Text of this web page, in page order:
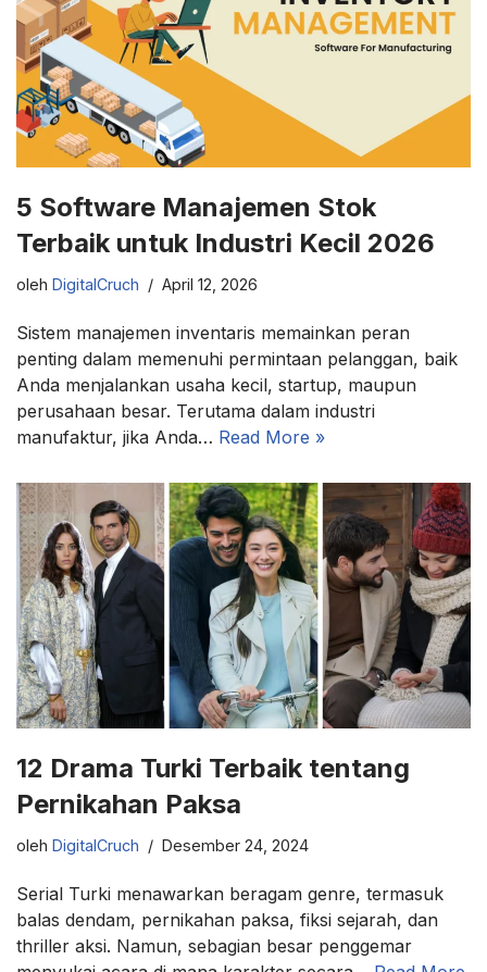
5 Software Manajemen Stok
Terbaik untuk Industri Kecil 2026
oleh DigitalCruch April 12, 2026
Sistem manajemen inventaris memainkan peran
penting dalam memenuhi permintaan pelanggan, baik
Anda menjalankan usaha kecil, startup, maupun
perusahaan besar. Terutama dalam industri
manufaktur, jika Anda… Read More »
12 Drama Turki Terbaik tentang
Pernikahan Paksa
oleh DigitalCruch Desember 24, 2024
Serial Turki menawarkan beragam genre, termasuk
balas dendam, pernikahan paksa, fiksi sejarah, dan
thriller aksi. Namun, sebagian besar penggemar